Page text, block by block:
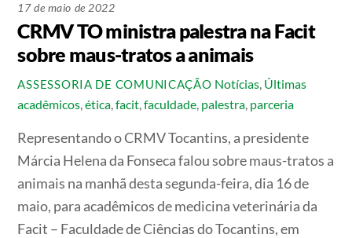
17 de maio de 2022
CRMV TO ministra palestra na Facit
sobre maus-tratos a animais
ASSESSORIA DE COMUNICAÇÃO Notícias, Últimas
acadêmicos ,ética ,facit ,faculdade palestra parceria
Representando o CRMV Tocantins, a presidente
Márcia Helena da Fonseca falou sobre maus-tratos a
animais na manhã desta segunda-feira, dia 16 de
maio, para acadêmicos de medicina veterinária da
Facit – Faculdade de Ciências do Tocantins, em